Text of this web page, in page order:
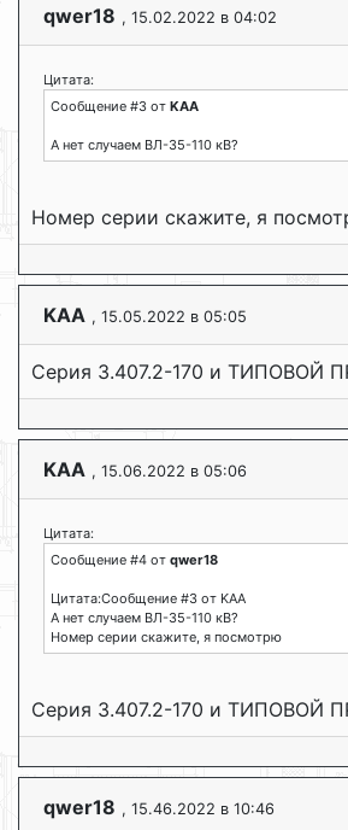
qwer18 , 15.02.2022 в 04:02
Цитата:
Сообщение #3 от KAA
А нет случаем ВЛ-35-110 кВ?
Номер серии скажите, я
KAA , 15.05.2022 в 05:05
Серия 3.407.2-170 и ТИПОВОЙ
KAA , 15.06.2022 в 05:06
Цитата:
Сообщение #4 от qwer18
Цитата:Сообщение #3 от KAA
А нет случаем ВЛ-35-110 кВ?
Номер серии скажите, я посмотрю
Серия 3.407.2-170 и ТИПОВОЙ
qwer18 , 15.46.2022 в 10:46